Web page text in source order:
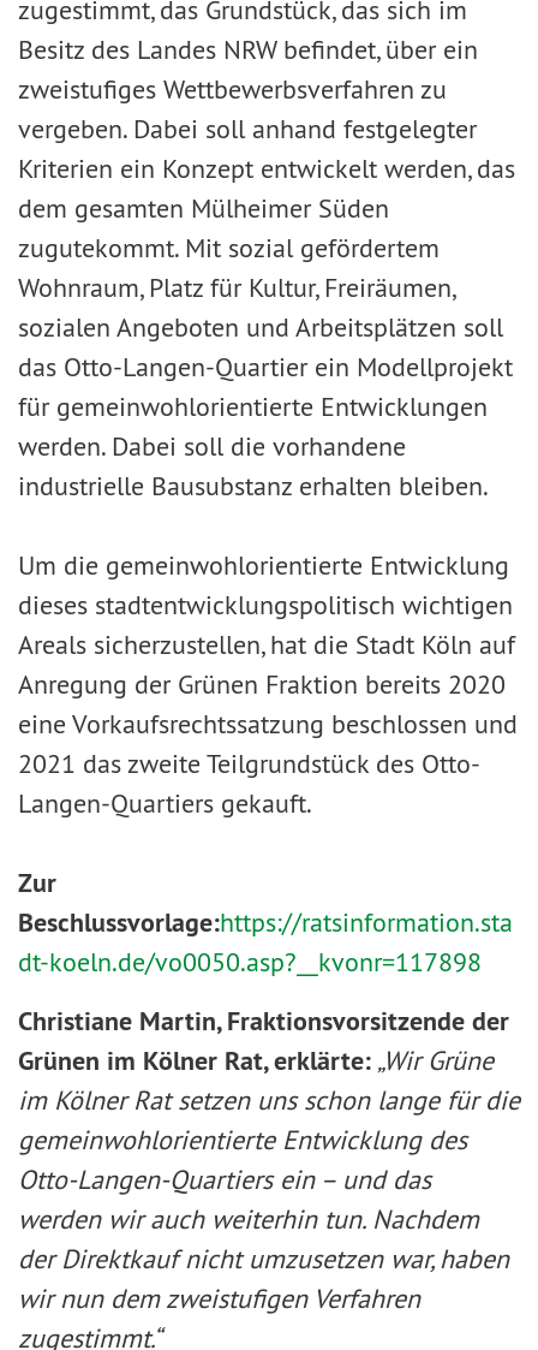
zugestimmt, das Grundstück, das sich im
Besitz des Landes NRW befindet, über ein
zweistufiges Wettbewerbsverfahren zu
vergeben. Dabei soll anhand festgelegter
Kriterien ein Konzept entwickelt werden, das
dem gesamten Mülheimer Süden
zugutekommt. Mit sozial gefördertem
Wohnraum, Platz für Kultur, Freiräumen,
sozialen Angeboten und Arbeitsplätzen soll
das Otto-Langen-Quartier ein Modellprojekt
für gemeinwohlorientierte Entwicklungen
werden. Dabei soll die vorhandene
industrielle Bausubstanz erhalten bleiben.
Um die gemeinwohlorientierte Entwicklung
dieses stadtentwicklungspolitisch wichtigen
Areals sicherzustellen, hat die Stadt Köln auf
Anregung der Grünen Fraktion bereits 2020
eine Vorkaufsrechtssatzung beschlossen und
2021 das zweite Teilgrundstück des Otto-
Langen-Quartiers gekauft.
Zur
Beschlussvorlage:https://ratsinformation.sta
dt-koeln.de/vo0050.asp?__kvonr=117898
Christiane Martin, Fraktionsvorsitzende der
Grünen im Kölner Rat, erklärte: „Wir Grüne
im Kölner Rat setzen uns schon lange für die
gemeinwohlorientierte Entwicklung des
Otto-Langen-Quartiers ein – und das
werden wir auch weiterhin tun. Nachdem
der Direktkauf nicht umzusetzen war, haben
wir nun dem zweistufigen Verfahren
zugestimmt.“